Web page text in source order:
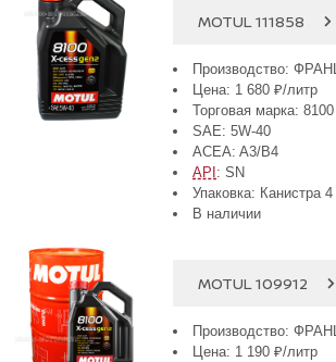
MOTUL 111858
Производство:
Цена: 1 680 ₽/литр
Торговая марка:
SAE: 5W-40
ACEA: A3/B4
API : SN
Упаковка: Канистра 4
В наличии
MOTUL 109912
Производство:
Цена: 1 190 ₽/литр